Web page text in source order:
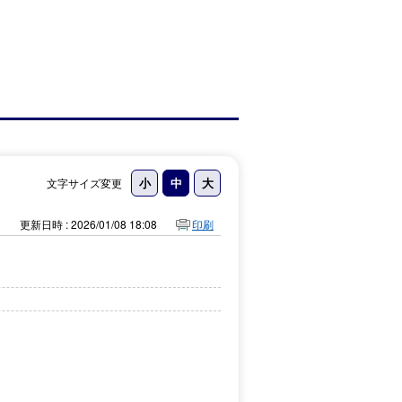
文字サイズ変更
更新日時 : 2026/01/08 18:08 印刷